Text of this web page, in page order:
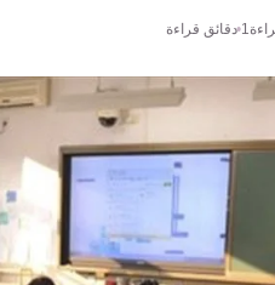
1 دقائق قراءة